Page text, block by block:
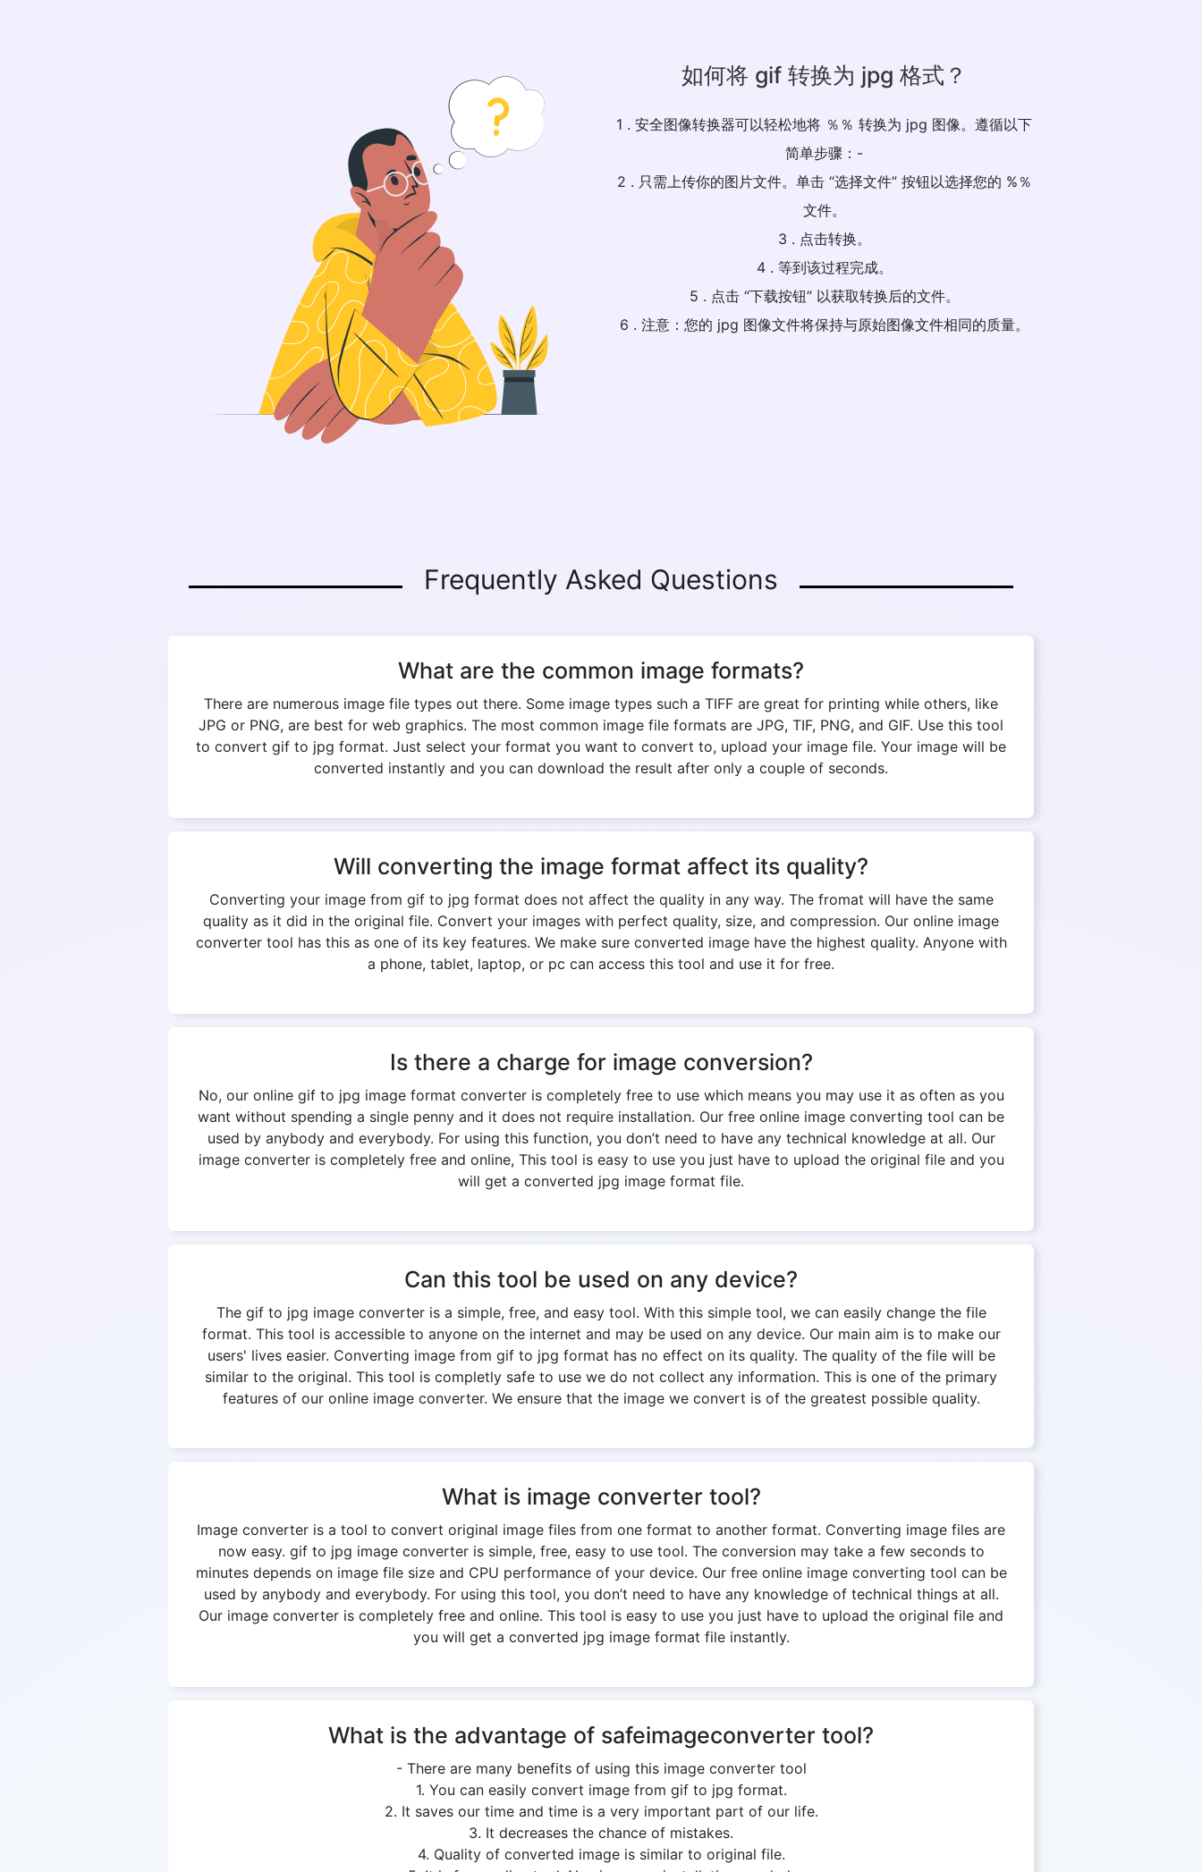
Copy Link
如何将 gif 转换为 jpg 格式？
1 . 安全图像转换器可以轻松地将 ％％ 转换为 jpg 图像。遵循以下
简单步骤：-
2 . 只需上传你的图片文件。单击 “选择文件” 按钮以选择您的 %％
文件。
3 . 点击转换。
4 . 等到该过程完成。
5 . 点击 “下载按钮” 以获取转换后的文件。
6 . 注意：您的 jpg 图像文件将保持与原始图像文件相同的质量。
Frequently Asked Questions
What are the common image formats?
There are numerous image file types out there. Some image types such a TIFF are great for printing while others, like
JPG or PNG, are best for web graphics. The most common image file formats are JPG, TIF, PNG, and GIF. Use this tool
to convert gif to jpg format. Just select your format you want to convert to, upload your image file. Your image will be
converted instantly and you can download the result after only a couple of seconds.
Will converting the image format affect its quality?
Converting your image from gif to jpg format does not affect the quality in any way. The fromat will have the same
quality as it did in the original file. Convert your images with perfect quality, size, and compression. Our online image
converter tool has this as one of its key features. We make sure converted image have the highest quality. Anyone with
a phone, tablet, laptop, or pc can access this tool and use it for free.
Is there a charge for image conversion?
No, our online gif to jpg image format converter is completely free to use which means you may use it as often as you
want without spending a single penny and it does not require installation. Our free online image converting tool can be
used by anybody and everybody. For using this function, you don’t need to have any technical knowledge at all. Our
image converter is completely free and online, This tool is easy to use you just have to upload the original file and you
will get a converted jpg image format file.
Can this tool be used on any device?
The gif to jpg image converter is a simple, free, and easy tool. With this simple tool, we can easily change the file
format. This tool is accessible to anyone on the internet and may be used on any device. Our main aim is to make our
users' lives easier. Converting image from gif to jpg format has no effect on its quality. The quality of the file will be
similar to the original. This tool is completly safe to use we do not collect any information. This is one of the primary
features of our online image converter. We ensure that the image we convert is of the greatest possible quality.
What is image converter tool?
Image converter is a tool to convert original image files from one format to another format. Converting image files are
now easy. gif to jpg image converter is simple, free, easy to use tool. The conversion may take a few seconds to
minutes depends on image file size and CPU performance of your device. Our free online image converting tool can be
used by anybody and everybody. For using this tool, you don’t need to have any knowledge of technical things at all.
Our image converter is completely free and online. This tool is easy to use you just have to upload the original file and
you will get a converted jpg image format file instantly.
What is the advantage of safeimageconverter tool?
- There are many benefits of using this image converter tool
1. You can easily convert image from gif to jpg format.
2. It saves our time and time is a very important part of our life.
3. It decreases the chance of mistakes.
4. Quality of converted image is similar to original file.